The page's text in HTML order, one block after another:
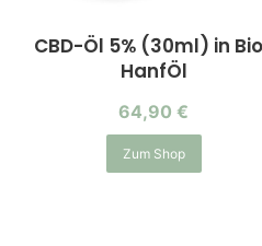
CBD-Öl 5% (30ml) in
HanfÖl
64,90 €
Zum Shop